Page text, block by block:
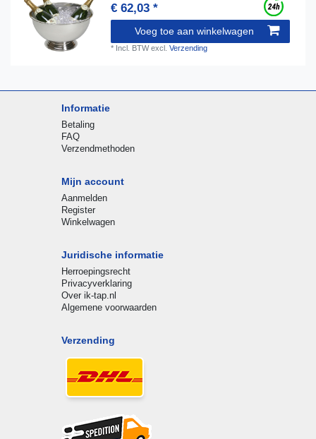
€ 62,03 *
Voeg toe aan winkelwagen
* Incl. BTWexcl.Verzending
Informatie
Betaling
FAQ
Verzendmethoden
Mijn account
Aanmelden
Register
Winkelwagen
Juridische informatie
Herroepingsrecht
Privacyverklaring
Over ik-tap.nl
Algemene voorwaarden
Verzending